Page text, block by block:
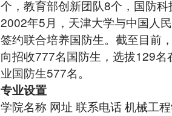
个，教育部创新团队8个，国防
2002年5月，天津大学与中国人
签约联合培养国防生。截至目前
向招收777名国防生，选拔129名
业国防生577名。
专业设置
学院名称 网址 联系电话机械工